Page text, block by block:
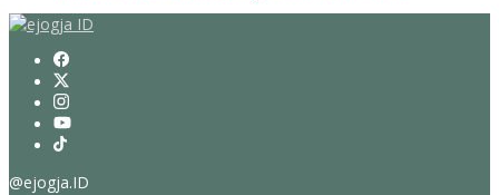
@ejogja.ID